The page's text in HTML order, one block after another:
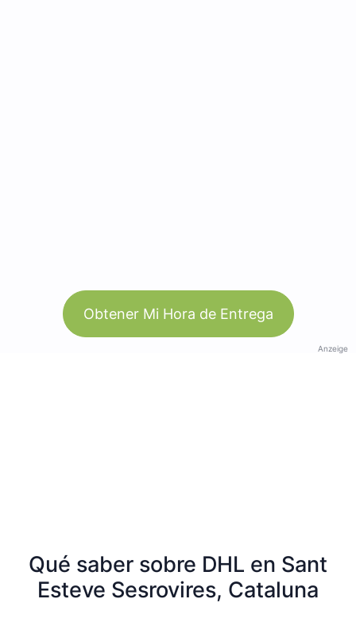
Obtener Mi Hora de Entrega
Anzeige
Qué saber sobre DHL en Sant
Esteve Sesrovires, Cataluna